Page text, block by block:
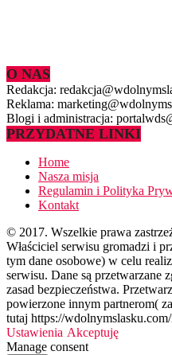
O NAS
Redakcja:
Reklama:
Blogi i administracja:
PRZYDATNE LINKI
Home
Nasza misja
Regulamin i Polityka
Kontakt
© 2017. Wszelkie prawa
Właściciel serwisu gromadzi i
tym dane osobowe) w celu
serwisu. Dane są przetwarzane
zasad bezpieczeństwa.
powierzone innym partnerom(
tutaj https://
Ustawienia Akceptuję
Manage consent